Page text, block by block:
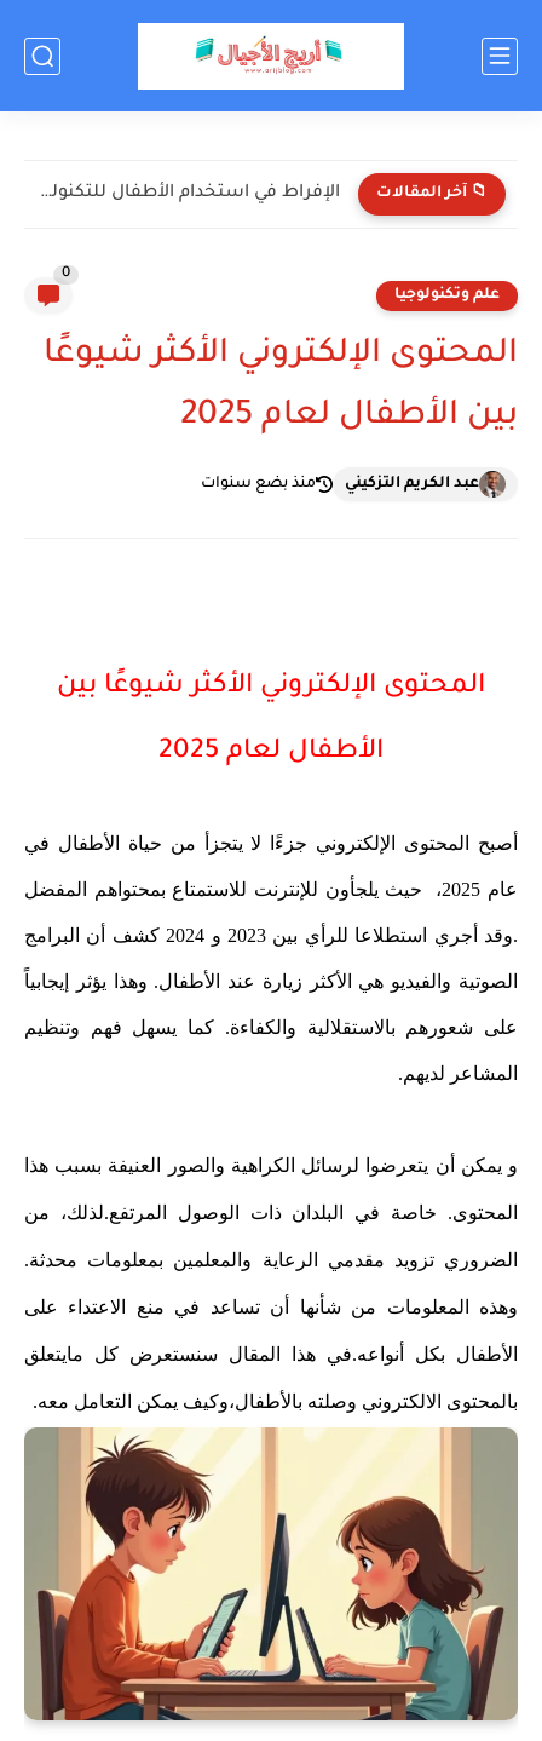
📁 آخر المقالات الإفراط في استخدام الأطفال للتكنولوجيا: الأضرار والحلول
علم وتكنولوجيا
0
المحتوى الإلكتروني الأكثر شيوعًا
بين الأطفال لعام 2025
عبد الكريم التزكيني منذ بضع سنوات
المحتوى الإلكتروني الأكثر شيوعًا بين
الأطفال لعام 2025
أصبح المحتوى الإلكتروني جزءًا لا يتجزأ من حياة الأطفال في
عام 2025، حيث يلجأون للإنترنت للاستمتاع بمحتواهم المفضل
.وقد أجري استطلاعا للرأي بين 2023 و 2024 كشف أن البرامج
الصوتية والفيديو هي الأكثر زيارة عند الأطفال. وهذا يؤثر إيجابياً
على شعورهم بالاستقلالية والكفاءة. كما يسهل فهم وتنظيم
المشاعر لديهم.
و يمكن أن يتعرضوا لرسائل الكراهية والصور العنيفة بسبب هذا
المحتوى. خاصة في البلدان ذات الوصول المرتفع.لذلك، من
الضروري تزويد مقدمي الرعاية والمعلمين بمعلومات محدثة.
وهذه المعلومات من شأنها أن تساعد في منع الاعتداء على
الأطفال بكل أنواعه.في هذا المقال سنستعرض كل مايتعلق
بالمحتوى الالكتروني وصلته بالأطفال،وكيف يمكن التعامل معه.